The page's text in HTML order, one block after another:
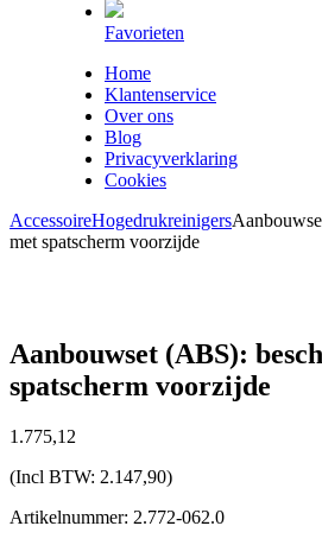
Favorieten
Home
Klantenservice
Over ons
Blog
Privacyverklaring
Cookies
AccessoireHogedrukreinigers
met spatscherm voorzijde
Aanbouwset (ABS):
spatscherm voorzijde
1.775,12
(Incl BTW: 2.147,90)
Artikelnummer: 2.772-062.0